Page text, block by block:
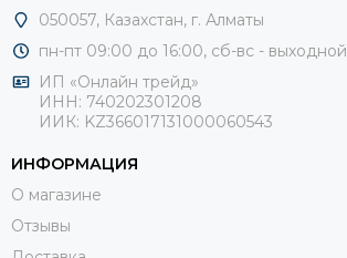
050057, Казахстан, г. Алматы
пн-пт 09:00 до 16:00, сб-вс - выходной
ИП «Онлайн трейд»
ИНН: 740202301208
ИИК: KZ366017131000060543
ИНФОРМАЦИЯ
О магазине
Отзывы